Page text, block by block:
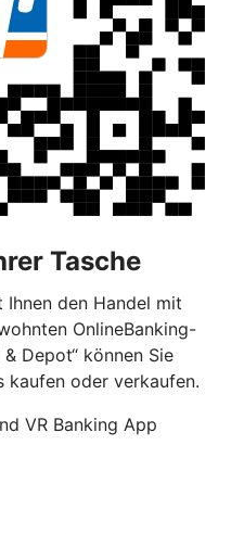
Tasche
den Handel mit
OnlineBanking-
Depot“ können Sie
kaufen oder verkaufen.
VR Banking App